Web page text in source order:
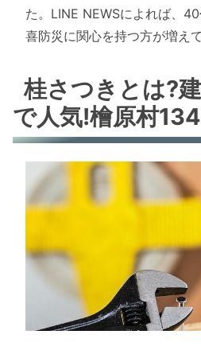
た。LINE NEWSによれば、
喜防災に関心を持つ方が増え
桂さつきとは?
で人気!檜原村